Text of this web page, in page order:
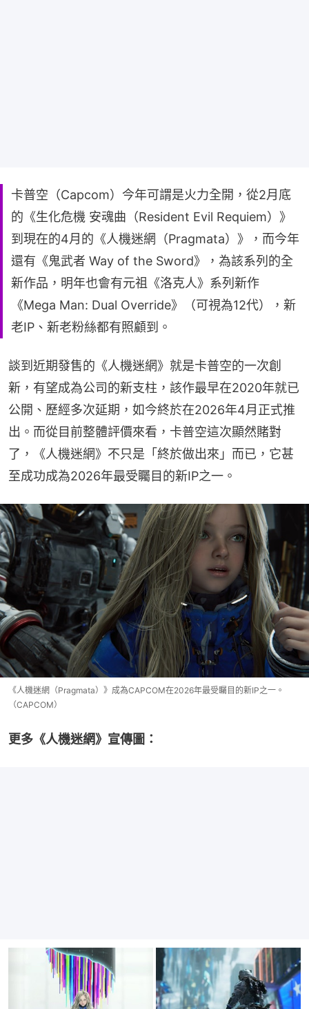
卡普空（Capcom）今年可謂是火力全開，從2月底
的《生化危機 安魂曲（Resident Evil Requiem）》
到現在的4月的《人機迷網（Pragmata）》，而今年
還有《鬼武者 Way of the Sword》，為該系列的全
新作品，明年也會有元祖《洛克人》系列新作
《Mega Man: Dual Override》（可視為12代），新
老IP、新老粉絲都有照顧到。
談到近期發售的《人機迷網》就是卡普空的一次創
新，有望成為公司的新支柱，該作最早在2020年就已
公開、歷經多次延期，如今終於在2026年4月正式推
出。而從目前整體評價來看，卡普空這次顯然賭對
了，《人機迷網》不只是「終於做出來」而已，它甚
至成功成為2026年最受矚目的新IP之一。
《人機迷網（Pragmata）》成為CAPCOM在2026年最受矚目的新IP之一。
（CAPCOM）
更多《人機迷網》宣傳圖：